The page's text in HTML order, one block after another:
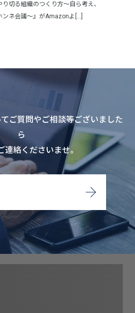
切る組織のつくり方～自ら考え、
ネ会議～』がAmazonよ[...]
ご質問やご相談等ございました
ら
連絡くださいませ。